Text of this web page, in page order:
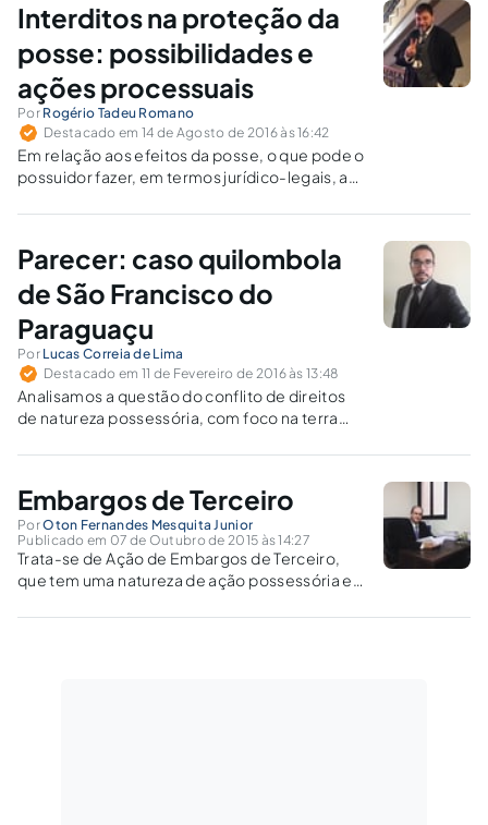
demanda revisão a fim de adequá-lo à
Constituição.
Interditos na proteção da
posse: possibilidades e
ações processuais
Por Rogério Tadeu Romano
Destacado em 14 de Agosto de 2016 às 16:42
Em relação aos efeitos da posse, o que pode o
possuidor fazer, em termos jurídico-legais, a
Parecer: caso quilombola
de São Francisco do
Paraguaçu
Por Lucas Correia de Lima
Destacado em 11 de Fevereiro de 2016 às 13:48
Analisamos a questão do conflito de direitos
de natureza possessória, com foco na terra
no município de Cachoeira, do Estado da
Embargos de Terceiro
PorOton Fernandes Mesquita Junior
Publicado em 07 de Outubro de 2015 às 14:27
Trata-se de Ação de Embargos de Terceiro,
que tem uma natureza de ação possessória e
um terceiro atingido por decisão judicial na